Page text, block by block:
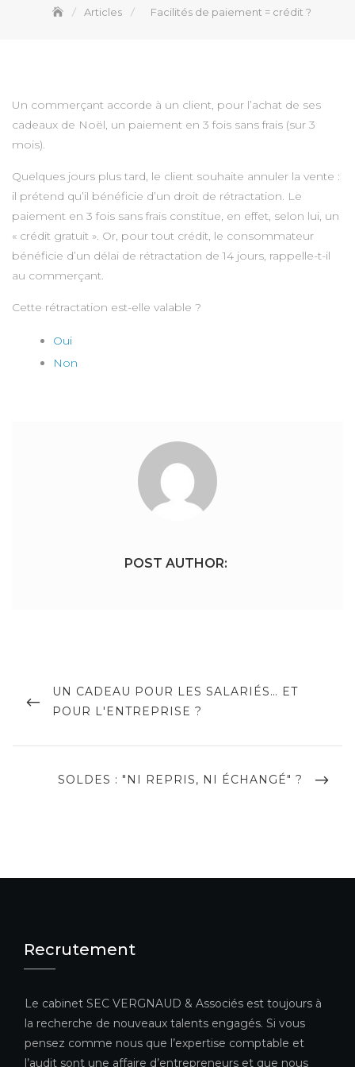
Articles Facilités de paiement = crédit ?
Un commerçant accorde à un client, pour l’achat de ses
cadeaux de Noël, un paiement en 3 fois sans frais (sur 3
mois).
Quelques jours plus tard, le client souhaite annuler la vente :
il prétend qu’il bénéficie d’un droit de rétractation. Le
paiement en 3 fois sans frais constitue, en effet, selon lui, un
« crédit gratuit ». Or, pour tout crédit, le consommateur
bénéficie d’un délai de rétractation de 14 jours, rappelle-t-il
au commerçant.
Cette rétractation est-elle valable ?
Oui
Non
POST AUTHOR:
l’article
PREVIOUS
POST
UN CADEAU POUR LES SALARIÉS… ET
POUR L'ENTREPRISE ?
NEXT
SOLDES : "NI REPRIS, NI ÉCHANGÉ" ?
Recrutement
Le cabinet SEC VERGNAUD & Associés est toujours à
la recherche de nouveaux talents engagés. Si vous
pensez comme nous que l’expertise comptable et
l’audit sont une affaire d’entrepreneurs et que nous